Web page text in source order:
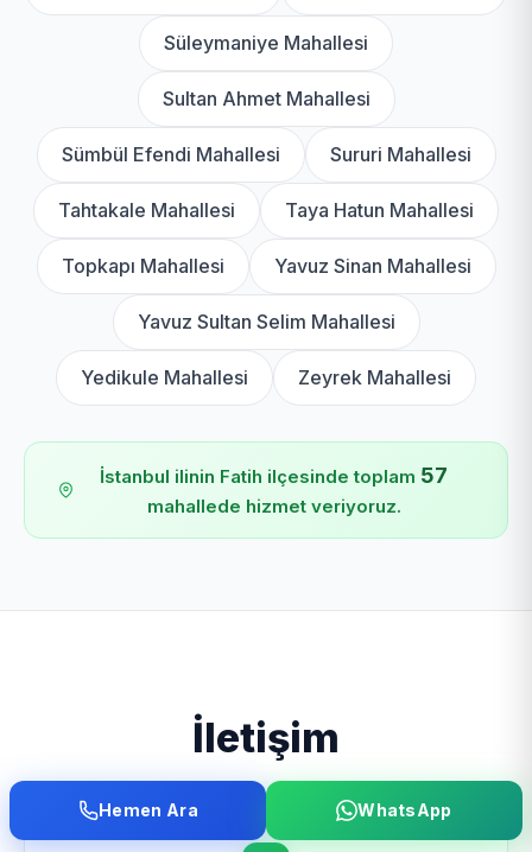
Süleymaniye Mahallesi
Sultan Ahmet Mahallesi
Sümbül Efendi Mahallesi Sururi Mahallesi
Tahtakale Mahallesi Taya Hatun Mahallesi
Topkapı Mahallesi Yavuz Sinan Mahallesi
Yavuz Sultan Selim Mahallesi
Yedikule Mahallesi Zeyrek Mahallesi
İstanbul ilinin Fatih ilçesinde toplam 57
mahallede hizmet veriyoruz.
İletişim
Hemen Ara WhatsApp